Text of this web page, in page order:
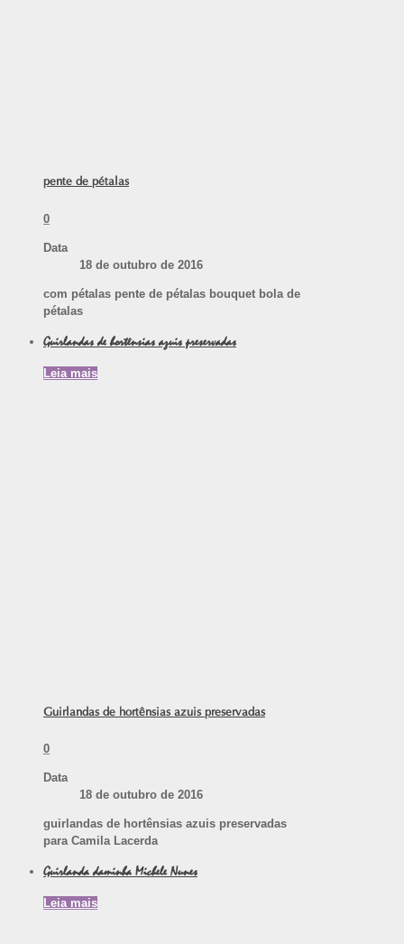
pente de pétalas
0
Data
18 de outubro de 2016
com pétalas pente de pétalas bouquet bola de
pétalas
Guirlandas de hortênsias azuis preservadas
Leia mais
Guirlandas de hortênsias azuis preservadas
0
Data
18 de outubro de 2016
guirlandas de hortênsias azuis preservadas
para Camila Lacerda
Guirlanda daminha Michele Nunes
Leia mais